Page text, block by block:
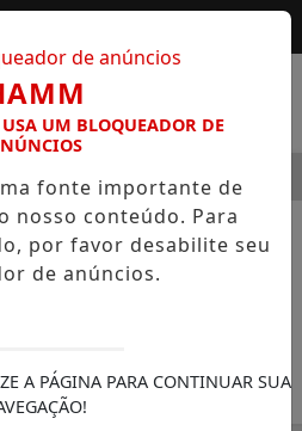
HIGIENÓPOLIS
MENU
SEMANÁRIO ZONA NORTE
USA UM BLOQUEADOR DE
fonte importante de
nosso conteúdo. Para
por favor desabilite seu
de anúncios.
A PÁGINA PARA CONTINUAR SUA